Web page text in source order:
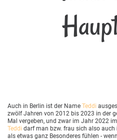
Auch in Berlin ist der Name Teddi
zwölf Jahren von 2012 bis 2023 in der
Mal vergeben, und zwar im Jahr 2022
Teddi darf man bzw. frau sich also
als etwas ganz Besonderes fühlen -